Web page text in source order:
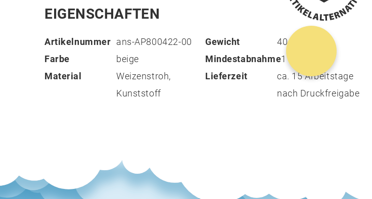
EIGENSCHAFTEN
Artikelnummer ans-AP800422-00
Farbe
beige
Material
Weizenstroh,
Kunststoff
Gewicht
40 g
Mindestabnahme1
Lieferzeit
ca. 15 Arbeitstage
nach Druckfreigabe